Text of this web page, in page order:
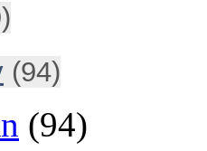
(94)
(94)